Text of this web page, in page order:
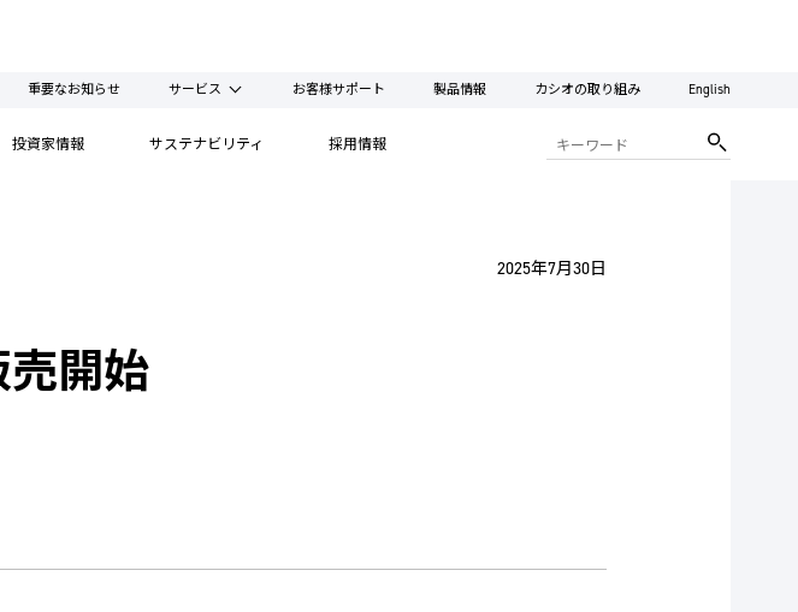
重要なお知らせ サービス お客様サポート 製品情報 カシオの取り組み English
投資家情報 サステナビリティ 採用情報
2025年7月30日
開始